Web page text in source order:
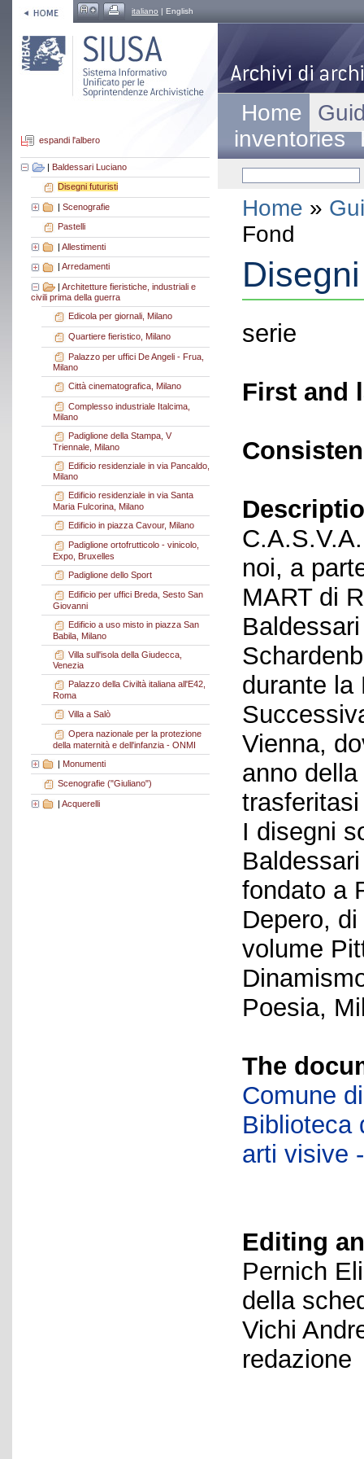
italiano | English
espandi l'albero
| Baldessari Luciano
Disegni futuristi
| Scenografie
Pastelli
| Allestimenti
Arredamenti
| Architetture fieristiche, industriali e
civili prima della guerra
Edicola per giornali, Milano
Quartiere fieristico, Milano
Palazzo per uffici De Angeli - Frua,
Milano
Città cinematografica, Milano
Complesso industriale Italcima,
Milano
Padiglione della Stampa, V
Triennale, Milano
Edificio residenziale in via Pancaldo,
Milano
Edificio residenziale in via Santa
Maria Fulcorina, Milano
Edificio in piazza Cavour, Milano
Padiglione ortofrutticolo - vinicolo,
Expo, Bruxelles
Padiglione dello Sport
Edificio per uffici Breda, Sesto San
Giovanni
Edificio a uso misto in piazza San
Babila, Milano
Villa sull'isola della Giudecca,
Venezia
Palazzo della Civiltà italiana all'E42,
Roma
Villa a Salò
Opera nazionale per la protezione
della maternità e dell'infanzia - ONMI
| Monumenti
Scenografie ("Giuliano")
| Acquerelli
Home
inventories
Home »
Fond
serie
First and
noi, a
MART di
durante la
Vienna,
anno
I disegni
fondato a
Depero,
volume
Poesia,
The
Comune
Biblioteca
arti visive
Editing
Pernich
della
Vichi
redazione